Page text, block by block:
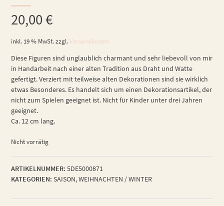
20,00€
inkl. 19 % MwSt. zzgl.Versandkosten
Diese Figuren sind unglaublich charmant und sehr liebevoll von mir
in Handarbeit nach einer alten Tradition aus Draht und Watte
gefertigt. Verziert mit teilweise alten Dekorationen sind sie wirklich
etwas Besonderes. Es handelt sich um einen Dekorationsartikel, der
nicht zum Spielen geeignet ist. Nicht für Kinder unter drei Jahren
geeignet.
Ca. 12 cm lang.
Nicht vorrätig
ARTIKELNUMMER: 5DE5000871
KATEGORIEN: SAISON,WEIHNACHTEN / WINTER